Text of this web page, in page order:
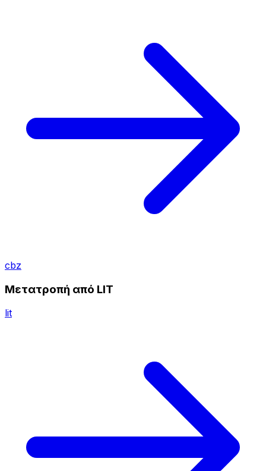
cbz
Μετατροπή από LIT
lit